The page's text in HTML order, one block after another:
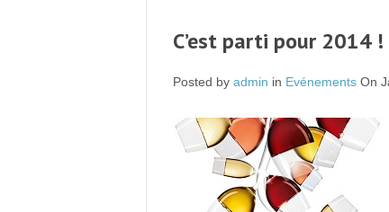
C’est parti pour 2014 !
Posted by admin in Evénements On